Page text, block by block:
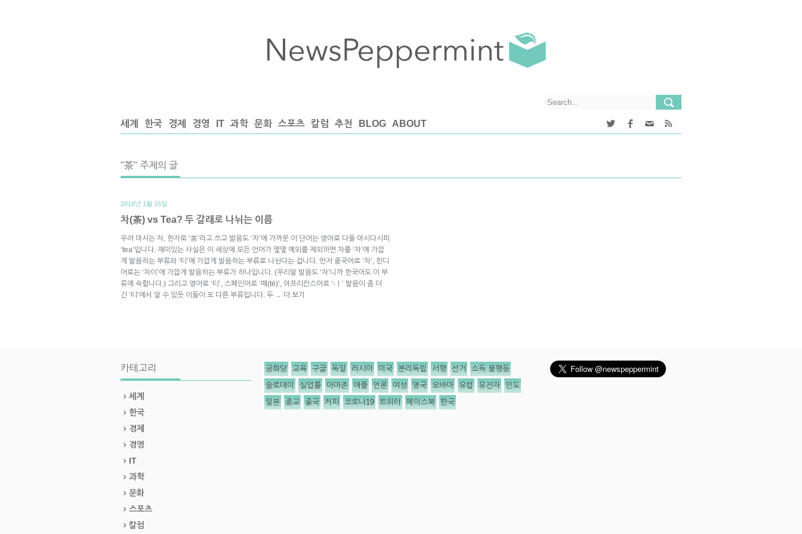
세계 한국 경제 경영 IT 과학 문화 스포츠 칼럼 추천 BLOG ABOUT
"茶" 주제의 글
2018년 1월 15일.
차(茶) vs Tea? 두 갈래로 나뉘는 이름
우려 마시는 차, 한자로 ‘茶’라고 쓰고 발음도 ‘차’에 가까운 이 단어는 영어로 다들 아시다시피
‘tea’입니다. 재미있는 사실은 이 세상에 모든 언어가 몇몇 예외를 제외하면 차를 ‘차’에 가깝
게 발음하는 부류와 ‘티’에 가깝게 발음하는 부류로 나뉜다는 겁니다. 먼저 중국어로 ‘차’, 힌디
어로는 ‘차이’에 가깝게 발음하는 부류가 하나입니다. (우리말 발음도 ‘차’니까 한국어도 이 부
류에 속합니다.) 그리고 영어로 ‘티’, 스페인어로 ‘떼(té)’, 아프리칸스어로 ‘-ㅣ’ 발음이 좀 더
긴 ‘티’에서 알 수 있듯 이들이 또 다른 부류입니다. 두 → 더 보기
카테고리
세계
한국
경제
경영
IT
과학
문화
스포츠
칼럼
공화당 교육 구글 독일 러시아 미국 분리독립 서평 선거 소득 불평등
슬로데이 실업률 아마존 애플 언론 여성 영국 오바마 유럽 유전자 인도
일본 종교 중국 커피 코로나19 트위터 페이스북 한국